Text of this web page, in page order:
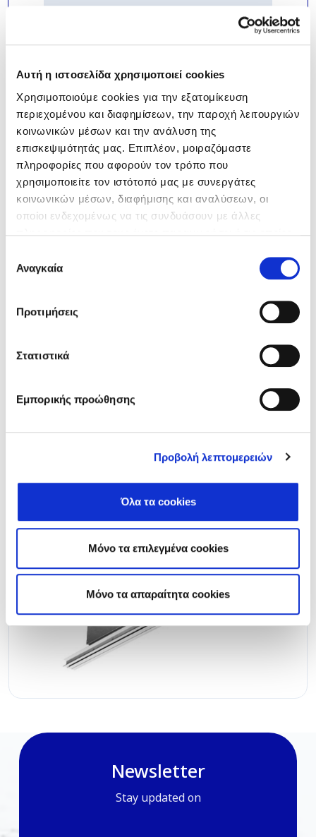
Αυτή η ιστοσελίδα χρησιμοποιεί cookies
Χρησιμοποιούμε cookies για την εξατομίκευση
περιεχομένου και διαφημίσεων, την παροχή λειτουργιών
κοινωνικών μέσων και την ανάλυση της
επισκεψιμότητάς μας. Επιπλέον, μοιραζόμαστε
πληροφορίες που αφορούν τον τρόπο που
χρησιμοποιείτε τον ιστότοπό μας με συνεργάτες
κοινωνικών μέσων, διαφήμισης και αναλύσεων, οι
οποίοι ενδεχομένως να τις συνδυάσουν με άλλες
των υπηρεσιών τους.
συγκατάθεσης
Αναγκαία
Προτιμήσεις
Στατιστικά
Εμπορικής προώθησης
Προβολή λεπτομερειών
Όλα τα cookies
Μόνο τα επιλεγμένα cookies
Mόνο τα απαραίτητα cookies
*I declare that I have read and
understand the company'sPrivacy
Policy.
Ultimate comfort air-diffuser
Newsletter
Stay updated on